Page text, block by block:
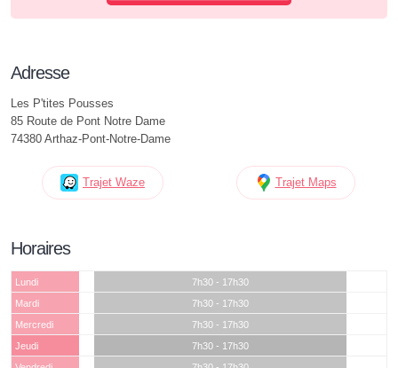
Adresse
Les P'tites Pousses
85 Route de Pont Notre Dame
74380 Arthaz-Pont-Notre-Dame
Trajet Waze Trajet Maps
Horaires
Lundi
7h30 - 17h30
Mardi
7h30 - 17h30
Mercredi
7h30 - 17h30
Jeudi
7h30 - 17h30